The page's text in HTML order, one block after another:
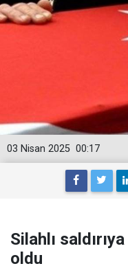
00:17
03 Nisan 2025
Silahlı
oldu